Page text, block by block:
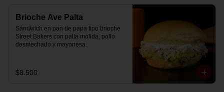
Brioche Ave Palta
Sándwich en pan de papa tipo brioche
Street Bakers con palta molida, pollo
desmechado y mayonesa.
$8.500